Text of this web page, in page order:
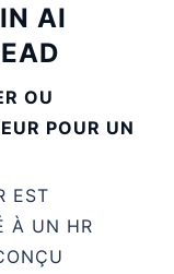
AI
OU
POUR UN
EST
À UN HR